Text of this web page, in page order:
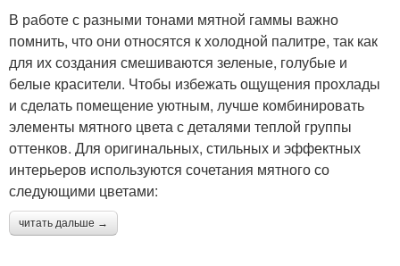
В работе с разными тонами мятной гаммы важно
помнить, что они относятся к холодной палитре, так как
для их создания смешиваются зеленые, голубые и
белые красители. Чтобы избежать ощущения прохлады
и сделать помещение уютным, лучше комбинировать
элементы мятного цвета с деталями теплой группы
оттенков. Для оригинальных, стильных и эффектных
интерьеров используются сочетания мятного со
следующими цветами:
читать дальше →